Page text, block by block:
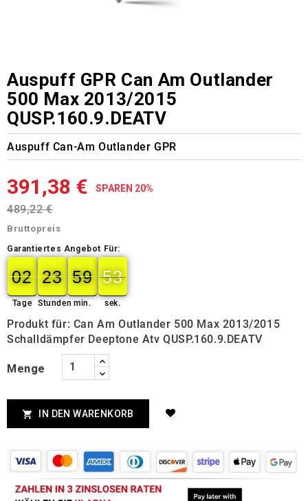
Auspuff GPR Can Am Outlander
500 Max 2013/2015
QUSP.160.9.DEATV
Auspuff Can-Am Outlander GPR
391,38 € SPAREN 20%
489,22 €
Bruttopreis
Garantiertes Angebot Für:
02
02
00
Tage
23
23
00
Stunden
59
59
00
min.
52
51
52
sek.
Produkt für: Can Am Outlander 500 Max 2013/2015
Schalldämpfer Deeptone Atv QUSP.160.9.DEATV
Menge
 IN DEN WARENKORB